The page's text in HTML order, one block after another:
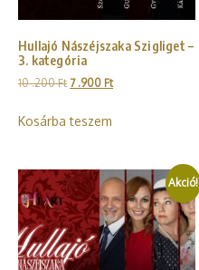
Hullajó Nászéjszaka Szigliget –
3. kategória
10 .200Ft 7 .900 Ft
Kosárba teszem
Akció!